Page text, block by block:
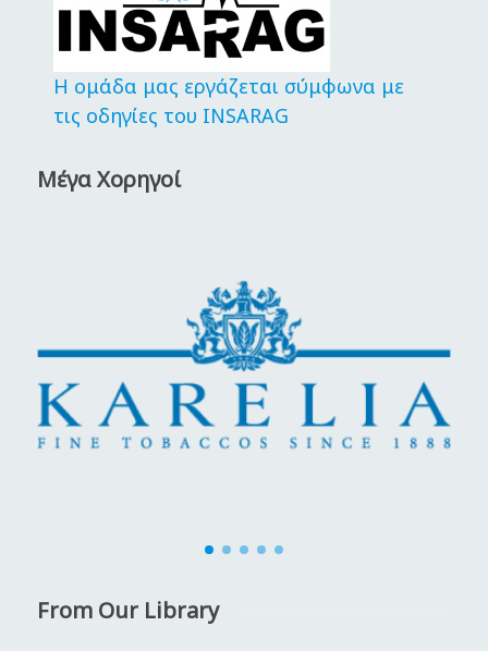
Η ομάδα μας εργάζεται σύμφωνα με
τις οδηγίες του INSARAG
Μέγα Χορηγοί
From Our Library